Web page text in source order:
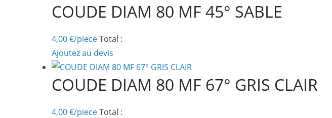
COUDE DIAM 80 MF 45° SABLE
4,00€/pieceTotal :
Ajoutez au devis
COUDE DIAM 80 MF 67° GRIS CLAIR
4,00€/pieceTotal :